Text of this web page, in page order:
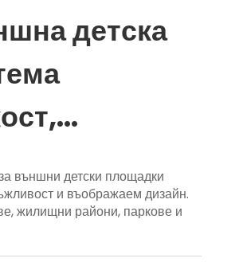
детска
за
външни детски площадки
и въображаем дизайн.
жилищни райони, паркове и